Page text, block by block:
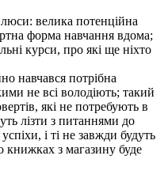
велика потенційна
форма навчання вдома;
курси, про які ще ніхто
навчався потрібна
не всі володіють; такий
які не потребують в
лізти з питаннями до
і ті не завжди будуть
книжках з магазину буде